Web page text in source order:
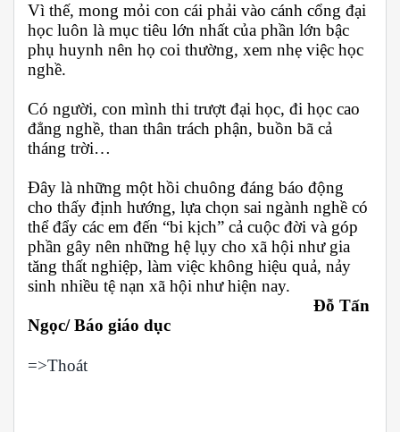
Vì thế, mong mỏi con cái phải vào cánh cổng đại
học luôn là mục tiêu lớn nhất của phần lớn bậc
phụ huynh nên họ coi thường, xem nhẹ việc học
nghề.
Có người, con mình thi trượt đại học, đi học cao
đẳng nghề, than thân trách phận, buồn bã cả
tháng trời…
Đây là những một hồi chuông đáng báo động
cho thấy định hướng, lựa chọn sai ngành nghề có
thể đẩy các em đến “bi kịch” cả cuộc đời và góp
phần gây nên những hệ lụy cho xã hội như gia
tăng thất nghiệp, làm việc không hiệu quả, nảy
sinh nhiều tệ nạn xã hội như hiện nay.
Đỗ Tấn
Ngọc/ Báo giáo dục
=>Thoát